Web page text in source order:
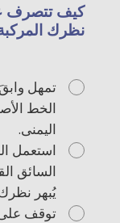
كيف تتصرف
نظرك
تمهل
الخط
اليمنى.
استعمل
السائق
يُبهر
توقف